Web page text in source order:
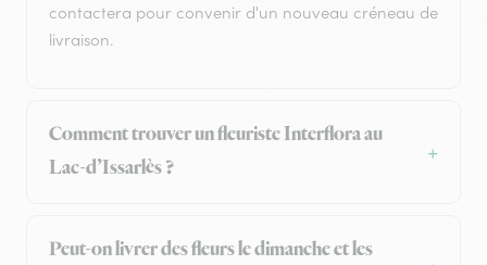
contactera pour convenir d'un nouveau créneau de
livraison.
Comment trouver un fleuriste Interflora au
Lac-d’Issarlès ?
Peut-on livrer des fleurs le dimanche et les